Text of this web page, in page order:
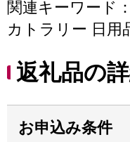
関連キーワード
カトラリー 日用
返礼品の
お申込み条件